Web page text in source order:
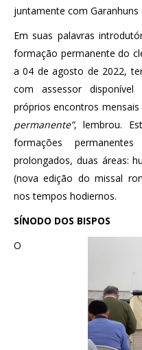
juntamente com Garanhuns
Em suas palavras
formação permanente do
a 04 de agosto de 2022,
com assessor
próprios encontros mensais
permanente”, lembrou.
formações
prolongados, duas áreas:
(nova edição do missal
nos tempos hodiernos.
SÍNODO DOS BISPOS
O